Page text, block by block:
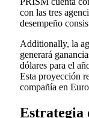
con las tres
desempeño
Additionally, la
generará
dólares para el
Esta proyección
compañía en
Estrategia